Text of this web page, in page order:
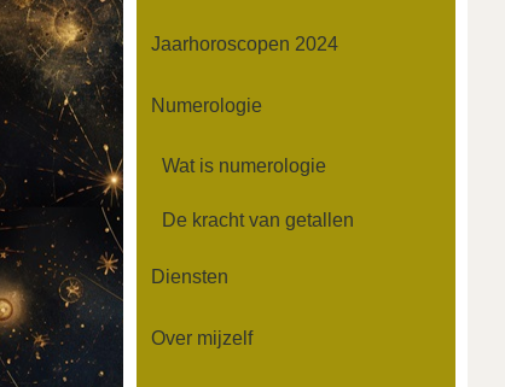
Jaarhoroscopen 2024
Numerologie
Wat is numerologie
De kracht van getallen
Diensten
Over mijzelf